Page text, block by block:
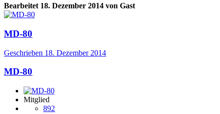
Bearbeitet 18. Dezember 2014 von Gast
MD-80
Geschrieben 18. Dezember 2014
MD-80
Mitglied
892